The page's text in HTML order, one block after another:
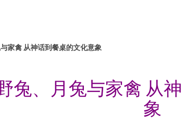
家禽 从神话到餐桌的文化意象
兔、月兔与家禽 从
象